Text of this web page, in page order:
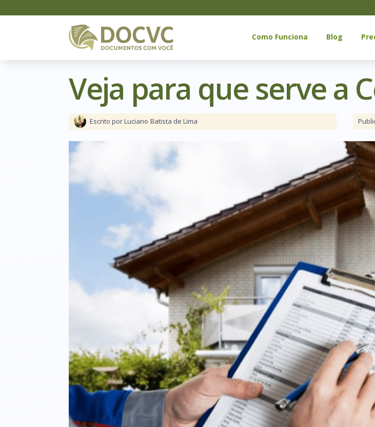
Como Funciona Blog
Veja para que serve a
Escrito por Luciano Batista de Lima